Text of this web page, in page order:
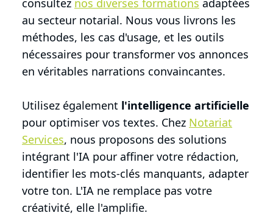
au secteur notarial. Nous vous livrons les
méthodes, les cas d'usage, et les outils
nécessaires pour transformer vos annonces
en véritables narrations convaincantes.
Utilisez également l'intelligence artificielle
pour optimiser vos textes. Chez Notariat
Services, nous proposons des solutions
intégrant l'IA pour affiner votre rédaction,
identifier les mots-clés manquants, adapter
votre ton. L'IA ne remplace pas votre
créativité, elle l'amplifie.